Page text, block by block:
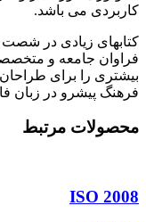
کاربردی می باشد.
کتابهای زیادی در
فراوان جامعه و
بیشتری را برای
فرهنگ پیشرو در زبان
محصولات مرتبط
ISO 2008